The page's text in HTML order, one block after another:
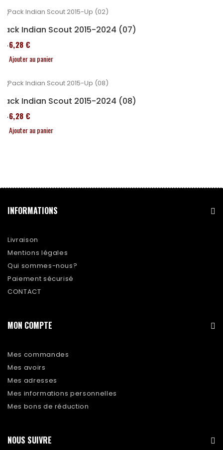
Pack Indian Scout 2015-2024 (07)
246,28 €
Ajouter au panier
Pack Indian Scout 2015-2024 (08)
246,28 €
Ajouter au panier
INFORMATIONS
Livraison
Mentions légales
Qui sommes-nous?
Paiement sécurisé
CONTACT
MON COMPTE
Mes commandes
Mes avoirs
Mes adresses
Mes informations personnelles
Mes bons de réduction
NOUS SUIVRE